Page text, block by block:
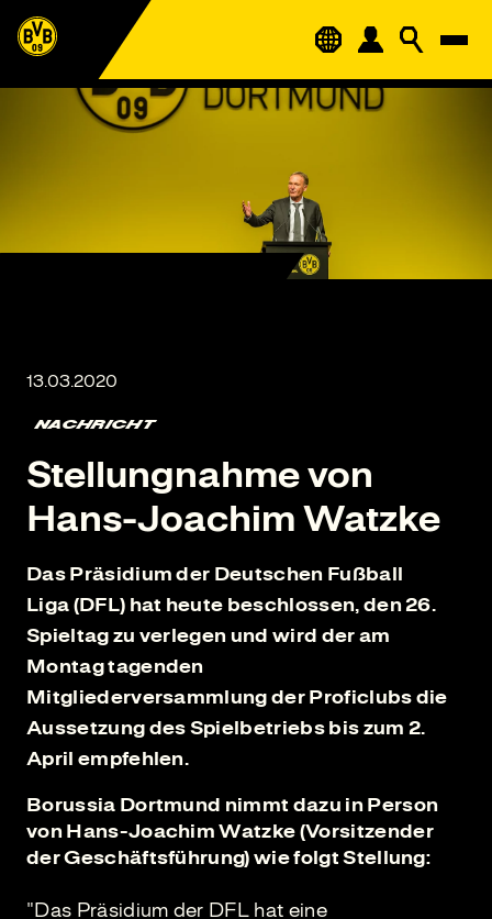
NACHRICHT
Stellungnahme von
Hans-Joachim Watzke
Das Präsidium der Deutschen Fußball
Liga (DFL) hat heute beschlossen, den 26.
Spieltag zu verlegen und wird der am
Montag tagenden
Mitgliederversammlung der Proficlubs die
Aussetzung des Spielbetriebs bis zum 2.
April empfehlen.
Borussia Dortmund nimmt dazu in Person
von Hans-Joachim Watzke (Vorsitzender
der Geschäftsführung) wie folgt Stellung:
"Das Präsidium der DFL hat eine